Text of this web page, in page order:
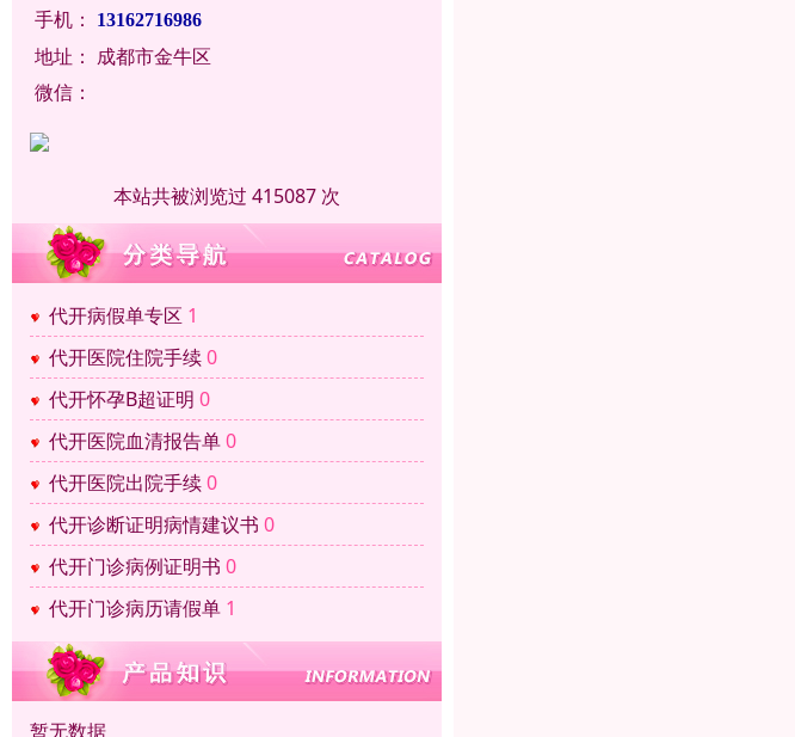
手机：
13162716986
地址： 成都市金牛区
微信：
本站共被浏览过 415087 次
代开病假单专区 1
代开医院住院手续0
代开怀孕B超证明 0
代开医院血清报告单0
代开医院出院手续0
代开诊断证明病情建议书 0
代开门诊病例证明书 0
代开门诊病历请假单 1
暂无数据